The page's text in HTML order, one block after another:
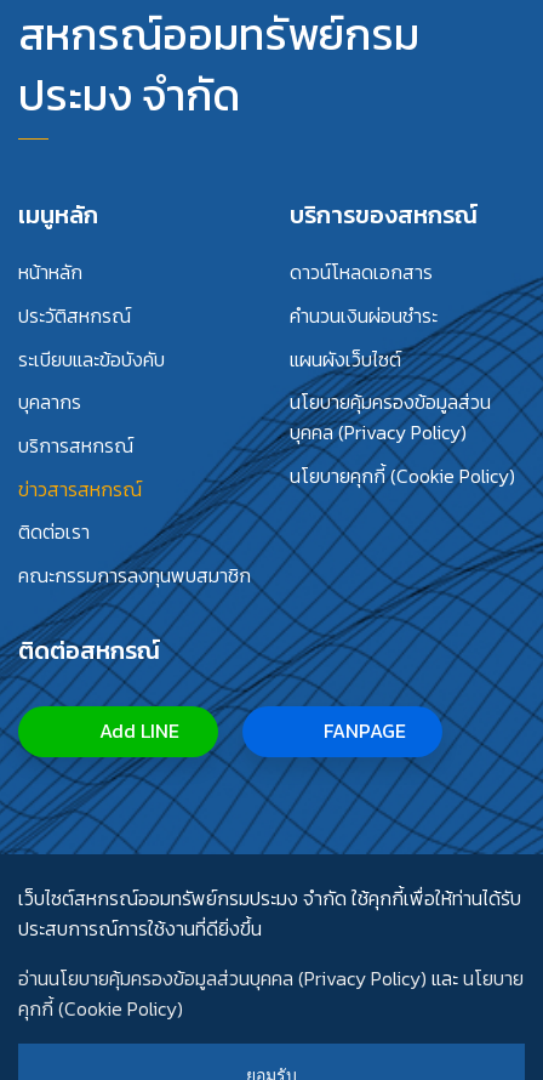
สหกรณ์ออมทรัพย์กรม
ประมง จำกัด
เมนูหลัก
หน้าหลัก
ประวัติสหกรณ์
ระเบียบและข้อบังคับ
บุคลากร
บริการสหกรณ์
ข่าวสารสหกรณ์
ติดต่อเรา
คณะกรรมการลงทุนพบสมาชิก
บริการของสหกรณ์
ดาวน์โหลดเอกสาร
คำนวนเงินผ่อนชำระ
แผนผังเว็บไซต์
นโยบายคุ้มครองข้อมูลส่วน
บุคคล (Privacy Policy)
นโยบายคุกกี้ (Cookie Policy)
ติดต่อสหกรณ์
Add LINE FANPAGE
เว็บไซต์สหกรณ์ออมทรัพย์กรมประมง จำกัด ใช้คุกกี้เพื่อให้ท่านได้รับ
ประสบการณ์การใช้งานที่ดียิ่งขึ้น
อ่านนโยบายคุ้มครองข้อมูลส่วนบุคคล (Privacy Policy) และนโยบาย
คุกกี้ (Cookie Policy)
ยอมรับ